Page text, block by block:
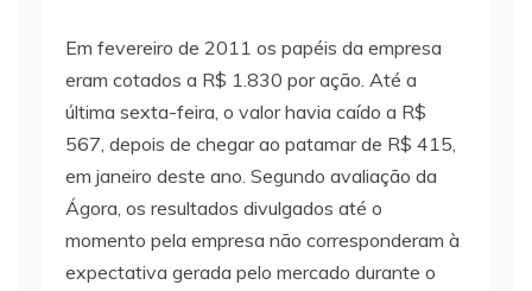
Em fevereiro de 2011 os papéis da empresa
eram cotados a R$ 1.830 por ação. Até a
última sexta-feira, o valor havia caído a R$
567, depois de chegar ao patamar de R$ 415,
em janeiro deste ano. Segundo avaliação da
Ágora, os resultados divulgados até o
momento pela empresa não corresponderam à
expectativa gerada pelo mercado durante o